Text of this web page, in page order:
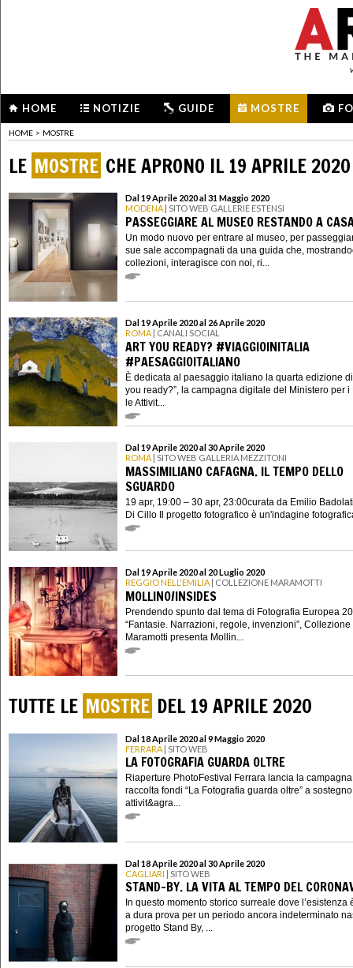
HOME NOTIZIE GUIDE MOSTRE
HOME > MOSTRE
LE MOSTRE CHE APRONO IL 19 APRILE 2020
Dal 19 Aprile 2020 al 31 Maggio 2020
MODENA | SITO WEB GALLERIE ESTENSI
PASSEGGIARE AL MUSEO RESTANDO A
Un modo nuovo per entrare al museo, per
sue sale accompagnati da una guida che,
collezioni, interagisce con noi, ri...
Dal 19 Aprile 2020 al 26 Aprile 2020
ROMA | CANALI SOCIAL
ART YOU READY? #VIAGGIOINITALIA
#PAESAGGIOITALIANO
È dedicata al paesaggio italiano la quarta edizione di
you ready?”, la campagna digitale del Ministero per i
le Attivit...
Dal 19 Aprile 2020 al 30 Aprile 2020
ROMA | SITO WEB GALLERIA MEZZITONI
MASSIMILIANO CAFAGNA. IL TEMPO DELLO
SGUARDO
19 apr, 19:00 – 30 apr, 23:00curata da Emilio
Di Cillo Il progetto fotografico è un'indagine
Dal 19 Aprile 2020 al 20 Luglio 2020
REGGIO NELL'EMILIA | COLLEZIONE MARAMOTTI
MOLLINO/INSIDES
Prendendo spunto dal tema di Fotografia Europea
“Fantasie. Narrazioni, regole, invenzioni”, Collezione
Maramotti presenta Mollin...
TUTTE LE MOSTRE DEL 19 APRILE 2020
Dal 18 Aprile 2020 al 9 Maggio 2020
FERRARA | SITO WEB
LA FOTOGRAFIA GUARDA OLTRE
Riaperture PhotoFestival Ferrara lancia la
raccolta fondi “La Fotografia guarda oltre” a
attivit&agra...
Dal 18 Aprile 2020 al 30 Aprile 2020
CAGLIARI | SITO WEB
STAND-BY. LA VITA AL TEMPO DEL
In questo momento storico surreale dove l’esistenza
a dura prova per un periodo ancora indeterminato
progetto Stand By, ...